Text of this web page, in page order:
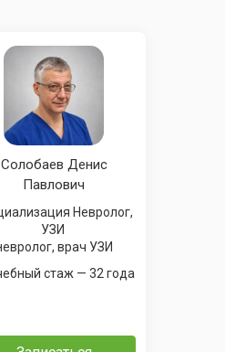
Солобаев Денис
Павлович
Невролог,
УЗИ
врач УЗИ
врачебный стаж — 32 года